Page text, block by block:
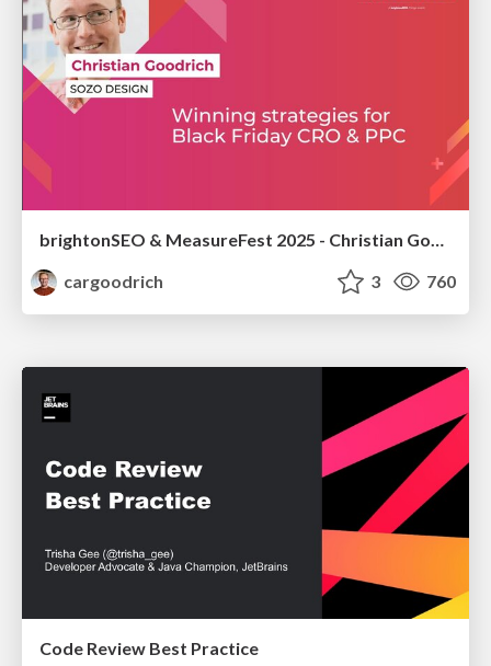
brightonSEO & MeasureFest 2025 - Christian Goodrich - Winning strategies for Black Friday CRO & PPC
cargoodrich
3 760
Code Review Best Practice